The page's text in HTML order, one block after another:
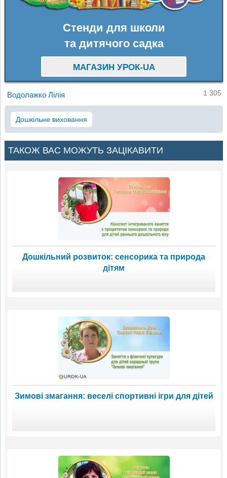
Стенди для школи
та дитячого садка
МАГАЗИН УРОК-UA
Водолажко Лілія 1 305
Дошкільне виховання
ТАКОЖ ВАС МОЖУТЬ ЗАЦІКАВИТИ
Дошкільний розвиток: сенсорика та природа
дітям
Зимові змагання: веселі спортивні ігри для дітей